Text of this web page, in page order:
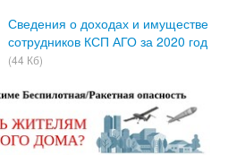
Сведения о доходах и имуществе
сотрудников КСП АГО за 2020 год
(44 Кб)